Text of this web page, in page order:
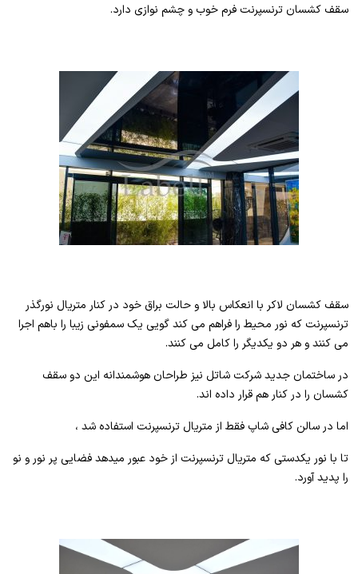
سقف کشسان ترنسپرنت فرم خوب و چشم نوازی دارد.
سقف کشسان لاکر با انعکاس بالا و حالت براق خود در کنار متریال نورگذر
ترنسپرنت که نور محیط را فراهم می کند گویی یک سمفونی زیبا را باهم اجرا
می کنند و هر دو یکدیگر را کامل می کنند.
در ساختمان جدید شرکت شاتل نیز طراحان هوشمندانه این دو سقف
کشسان را در کنار هم قرار داده اند.
اما در سالن کافی شاپ فقط از متریال ترنسپرنت استفاده شد ،
تا با نور یکدستی که متریال ترنسپرنت از خود عبور میدهد فضایی پر نور و نو
را پدید آورد.